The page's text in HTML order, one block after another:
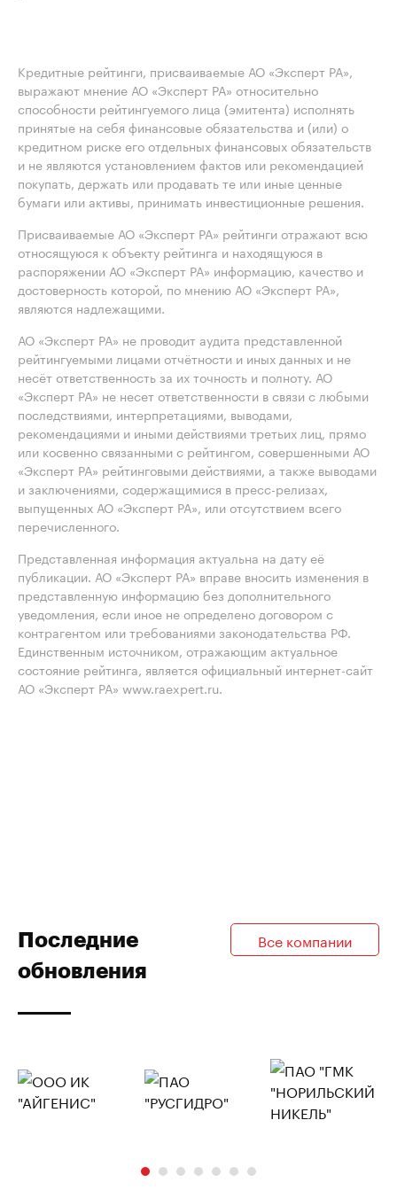
Кредитные рейтинги, присваиваемые АО «Эксперт РА»,
выражают мнение АО «Эксперт РА» относительно
способности рейтингуемого лица (эмитента) исполнять
принятые на себя финансовые обязательства и (или) о
кредитном риске его отдельных финансовых обязательств
и не являются установлением фактов или рекомендацией
покупать, держать или продавать те или иные ценные
бумаги или активы, принимать инвестиционные решения.
Присваиваемые АО «Эксперт РА» рейтинги отражают всю
относящуюся к объекту рейтинга и находящуюся в
распоряжении АО «Эксперт РА» информацию, качество и
достоверность которой, по мнению АО «Эксперт РА»,
являются надлежащими.
АО «Эксперт РА» не проводит аудита представленной
рейтингуемыми лицами отчётности и иных данных и не
несёт ответственность за их точность и полноту. АО
«Эксперт РА» не несет ответственности в связи с любыми
последствиями, интерпретациями, выводами,
рекомендациями и иными действиями третьих лиц, прямо
или косвенно связанными с рейтингом, совершенными АО
«Эксперт РА» рейтинговыми действиями, а также выводами
и заключениями, содержащимися в пресс-релизах,
выпущенных АО «Эксперт РА», или отсутствием всего
перечисленного.
Представленная информация актуальна на дату её
публикации. АО «Эксперт РА» вправе вносить изменения в
представленную информацию без дополнительного
уведомления, если иное не определено договором с
контрагентом или требованиями законодательства РФ.
Единственным источником, отражающим актуальное
состояние рейтинга, является официальный интернет-сайт
АО «Эксперт РА» www.raexpert.ru.
Последние
обновления
Все компании